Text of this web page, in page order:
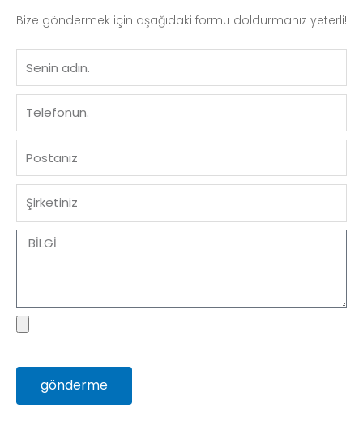
Bize göndermek için aşağıdaki formu doldurmanız yeterli!
posta
Mesaj
Dosya
gönderme